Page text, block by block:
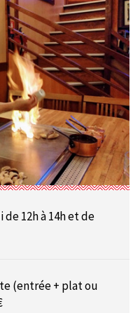
12h à 14h et de
(entrée + plat ou